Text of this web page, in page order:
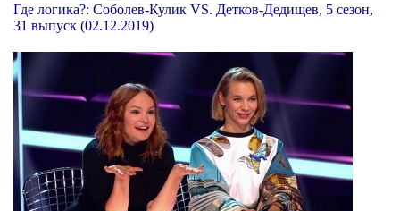
Где логика?: Соболев-Кулик VS. Детков-Дедищев, 5 сезон,
31 выпуск (02.12.2019)